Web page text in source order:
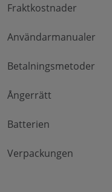
Fraktkostnader
Användarmanualer
Betalningsmetoder
Ångerrätt
Batterien
Verpackungen